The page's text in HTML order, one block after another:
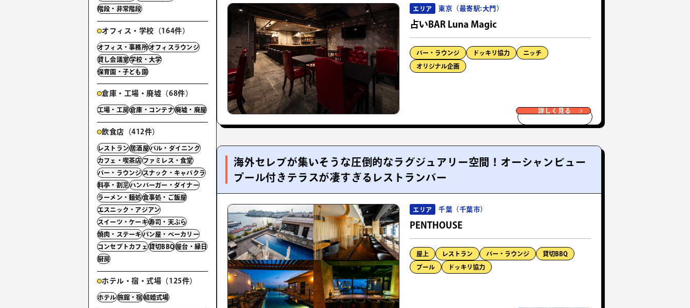
エリア 東京（最寄駅:大門）
占いBAR Luna Magic
バー・ラウンジ ドッキリ協力 ニッチ
オリジナル企画
詳しく見る
海外セレブが集いそうな圧倒的なラグジュアリー空間！オーシャンビュー
プール付きテラスが凄すぎるレストランバー
エリア 千葉（千葉市）
PENTHOUSE
屋上 レストラン バー・ラウンジ 貸切BBQ
プール ドッキリ協力
階段・非常階段
オフィス・学校（164件）
オフィス・事務所オフィスラウンジ
貸し会議室学校・大学
保育園・子ども園
倉庫・工場・廃墟（68件）
工場・工房倉庫・コンテナ廃墟・廃屋
飲食店（412件）
レストラン居酒屋バル・ダイニング
カフェ・喫茶店ファミレス・食堂
バー・ラウンジスナック・キャバクラ
料亭・割烹ハンバーガー・ダイナー
ラーメン・麺処食事処・ご飯屋
エスニック・アジアン
スイーツ・ケーキ寿司・天ぷら
焼肉・ステーキパン屋・ベーカリー
コンセプトカフェ貸切BBQ屋台・縁日
厨房
ホテル・宿・式場（125件）
ホテル旅館・宿結婚式場